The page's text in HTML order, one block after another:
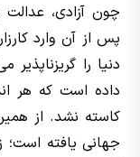
چون آزادی،
پس از آن وارد
دنیا را
داده است که هر
کاسته نشد. از
جهانی یافته است؛